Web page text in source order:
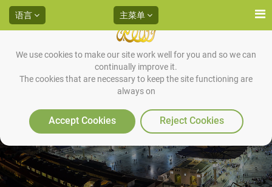
We use cookies to make our site work well for you and so we can
continually improve it.
The cookies that are necessary to keep the site functioning are
always on
Accept Cookies Reject Cookies
语言 主菜单
第二十八：他治疗悲伤、忧愁的
方法：